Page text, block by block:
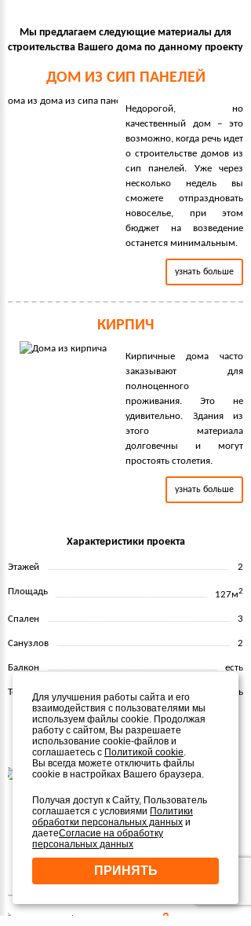
Мы предлагаем следующие материалы для
строительства Вашего дома по данному проекту
ДОМ ИЗ СИП ПАНЕЛЕЙ
Недорогой, но
качественный дом – это
возможно, когда речь идет
о строительстве домов из
сип панелей. Уже через
несколько недель вы
сможете отпраздновать
новоселье, при этом
бюджет на возведение
останется минимальным.
узнать больше
КИРПИЧ
Кирпичные дома часто
заказывают для
полноценного
проживания. Это не
удивительно. Здания из
этого материала
долговечны и могут
простоять столетия.
узнать больше
Характеристики проекта
Этажей 2
Площадь 127м2
Спален 3
Санузлов 2
Балкон есть
Терраса есть
Другие похожие проекты
164М21 ЭТАЖ
от 7 052 000 руб.
посмотреть проект
2
Для улучшения работы сайта и его
взаимодействия с пользователями мы
используем файлы cookie. Продолжая
работу с сайтом, Вы разрешаете
использование cookie-файлов и
соглашаетесь с Политикой cookie.
Вы всегда можете отключить файлы
cookie в настройках Вашего браузера.
Получая доступ к Сайту, Пользователь
соглашается с условиями Политики
обработки персональных данных и
даетеСогласие на обработку
персональных данных
ПРИНЯТЬ